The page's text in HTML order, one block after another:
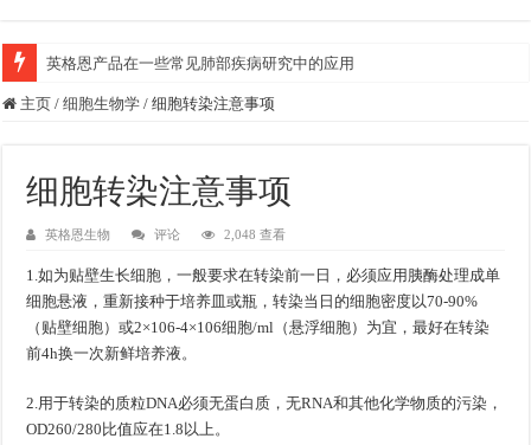
英格恩产品在一些常见肺部疾病研究中的应用
主页 / 细胞生物学 / 细胞转染注意事项
细胞转染注意事项
英格恩生物 评论 2,048 查看
1.如为贴壁生长细胞，一般要求在转染前一日，必须应用胰酶处理成单
细胞悬液，重新接种于培养皿或瓶，转染当日的细胞密度以70-90%
（贴壁细胞）或2×106-4×106细胞/ml（悬浮细胞）为宜，最好在转染
前4h换一次新鲜培养液。
2.用于转染的质粒DNA必须无蛋白质，无RNA和其他化学物质的污染，
OD260/280比值应在1.8以上。